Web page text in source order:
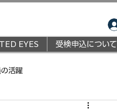
EYES 受検申込について
活躍